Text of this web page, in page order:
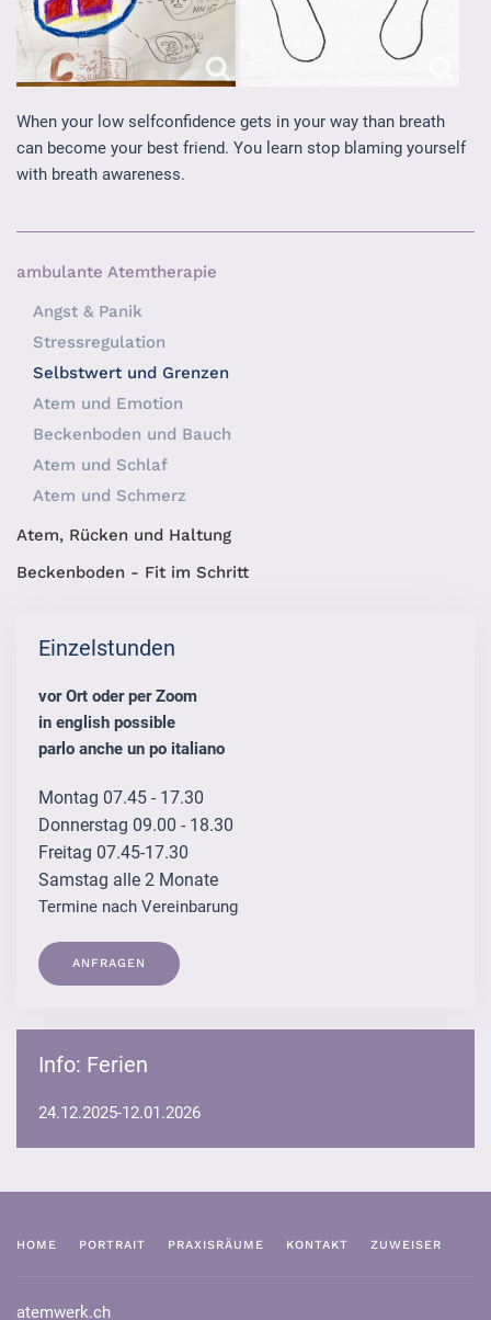
When your low selfconfidence gets in your way than breath
can become your best friend. You learn stop blaming yourself
with breath awareness.
ambulante Atemtherapie
Angst & Panik
Stressregulation
Selbstwert und Grenzen
Atem und Emotion
Beckenboden und Bauch
Atem und Schlaf
Atem und Schmerz
Atem, Rücken und Haltung
Beckenboden - Fit im Schritt
Einzelstunden
vor Ort oder per Zoom
in english possible
parlo anche un po italiano
Montag 07.45 - 17.30
Donnerstag 09.00 - 18.30
Freitag 07.45-17.30
Samstag alle 2 Monate
Termine nach Vereinbarung
ANFRAGEN
Info: Ferien
24.12.2025-12.01.2026
HOME PORTRAIT PRAXISRÄUME KONTAKT ZUWEISER
atemwerk.ch